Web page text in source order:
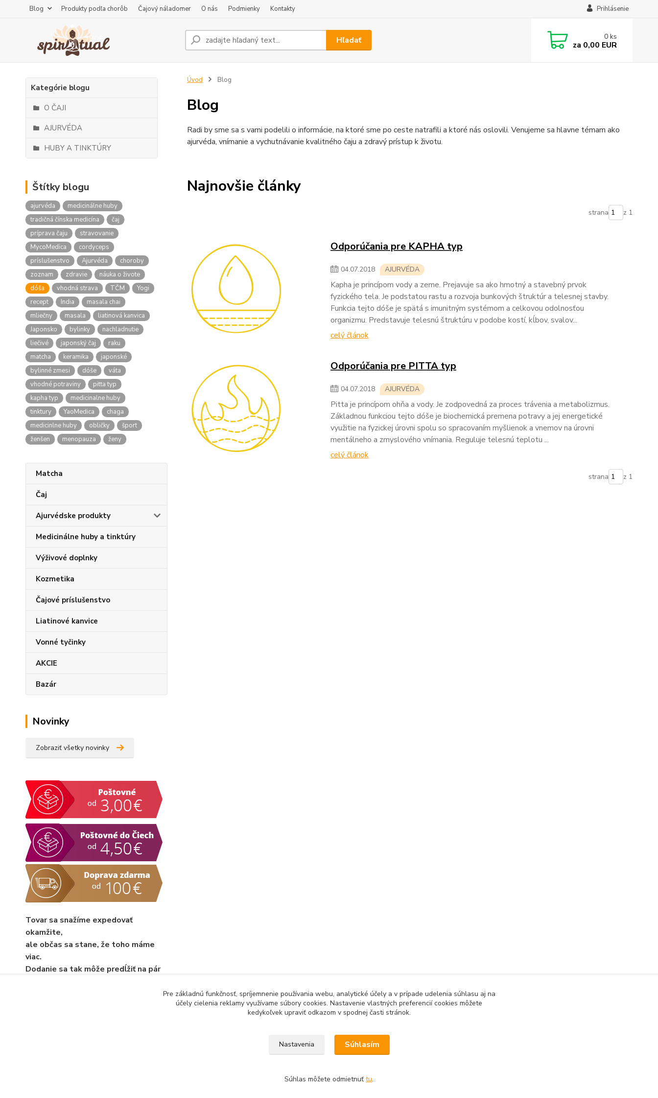
Blog Produkty podľa chorôb Čajový náladomer O nás Podmienky Kontakty Prihlásenie
Hľadať 0 ks
za 0,00 EUR
Kategórie blogu
O ČAJI
AJURVÉDA
HUBY A TINKTÚRY
Štítky blogu
ajurvéda
medicinálne huby
tradičná čínska medicína
čaj
príprava čaju
stravovanie
MycoMedica
cordyceps
príslušenstvo
Ajurvéda
choroby
zoznam
zdravie
náuka o živote
dóša
vhodná strava TČM
Yogi
recept
India
masala chai
mliečny
masala
liatinová kanvica
Japonsko
bylinky
nachladnutie
liečivé
japonský čaj
raku
matcha
keramika
japonské
bylinné zmesi
dóše
váta
vhodné potraviny
pitta typ
kapha typ
medicinalne huby
tinktury
YaoMedica
chaga
medicinlne huby
obličky
šport
ženšen
menopauza ženy
Matcha
Čaj
Ajurvédske produkty
Medicinálne huby a tinktúry
Výživové doplnky
Kozmetika
Čajové príslušenstvo
Liatinové kanvice
Vonné tyčinky
AKCIE
Bazár
Novinky
Zobraziť všetky novinky
Tovar sa snažíme expedovať
okamžite,
ale občas sa stane, že toho máme
viac.
Dodanie sa tak môže predĺžiť na pár
Úvod Blog
Blog
Radi by sme sa s vami podelili o informácie, na ktoré sme po ceste natrafili a ktoré nás oslovili. Venujeme sa hlavne témam ako
ajurvéda, vnímanie a vychutnávanie kvalitného čaju a zdravý prístup k životu.
Najnovšie články
strana z 1
Odporúčania pre KAPHA typ
04.07.2018 AJURVÉDA
Kapha je princípom vody a zeme. Prejavuje sa ako hmotný a stavebný prvok
fyzického tela. Je podstatou rastu a rozvoja bunkových štruktúr a telesnej stavby.
Funkcia tejto dóše je spätá s imunitným systémom a celkovou odolnosťou
organizmu. Predstavuje telesnú štruktúru v podobe kostí, kĺbov, svalov...
celý článok
Odporúčania pre PITTA typ
04.07.2018 AJURVÉDA
Pitta je princípom ohňa a vody. Je zodpovedná za proces trávenia a metabolizmus.
Základnou funkciou tejto dóše je biochemická premena potravy a jej energetické
využitie na fyzickej úrovni spolu so spracovaním myšlienok a vnemov na úrovni
mentálneho a zmyslového vnímania. Reguluje telesnú teplotu ...
celý článok
strana z 1
Upravit sběr cookies.
Pre základnú funkčnosť, spríjemnenie používania webu, analytické účely a v prípade udelenia súhlasu aj na
účely cielenia reklamy využívame súbory cookies. Nastavenie vlastných preferencií cookies môžete
kedykoľvek upraviť odkazom v spodnej časti stránok.
Nastavenia Súhlasím
Súhlas môžete odmietnuť tu.